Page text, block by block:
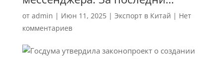
от admin | Июн 11, 2025| Экспорт в Китай | Нет
комментариев